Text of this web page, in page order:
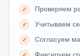
Проверяем
Учитываем
Согласуем
Фиксируем